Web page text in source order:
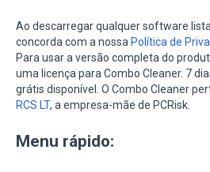
Ao descarregar qualquer software
concorda com a nossa Política de
Para usar a versão completa do
uma licença para Combo Cleaner. 7
grátis disponível. O Combo Cleaner
RCS LT, a empresa-mãe de PCRisk.
Menu rápido: